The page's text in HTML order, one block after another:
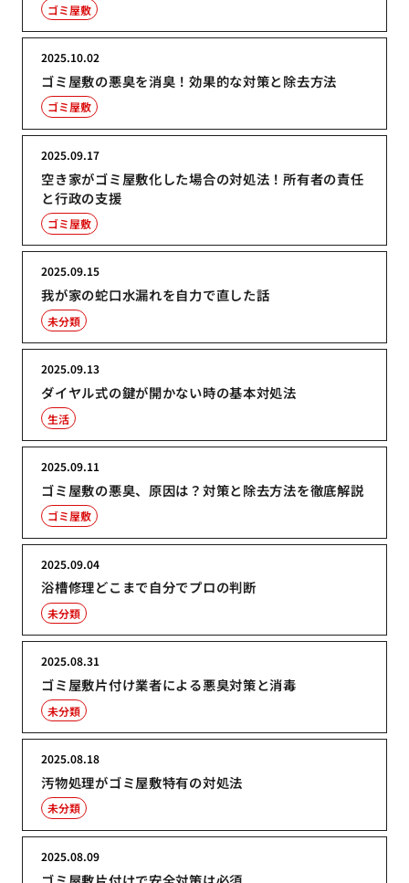
ゴミ屋敷
ゴミ屋敷の悪臭を消臭！効果的な対策と除去方法
2025.10.02
ゴミ屋敷
空き家がゴミ屋敷化した場合の対処法！所有者の責任
と行政の支援
2025.09.17
ゴミ屋敷
我が家の蛇口水漏れを自力で直した話
2025.09.15
未分類
ダイヤル式の鍵が開かない時の基本対処法
2025.09.13
生活
ゴミ屋敷の悪臭、原因は？対策と除去方法を徹底解説
2025.09.11
ゴミ屋敷
浴槽修理どこまで自分でプロの判断
2025.09.04
未分類
ゴミ屋敷片付け業者による悪臭対策と消毒
2025.08.31
未分類
汚物処理がゴミ屋敷特有の対処法
2025.08.18
未分類
2025.08.09